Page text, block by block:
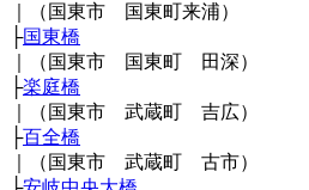
｜（国東市 国東町来浦）
├国東橋
｜（国東市 国東町 田深）
├楽庭橋
｜（国東市 武蔵町 吉広）
├百全橋
｜（国東市 武蔵町 古市）